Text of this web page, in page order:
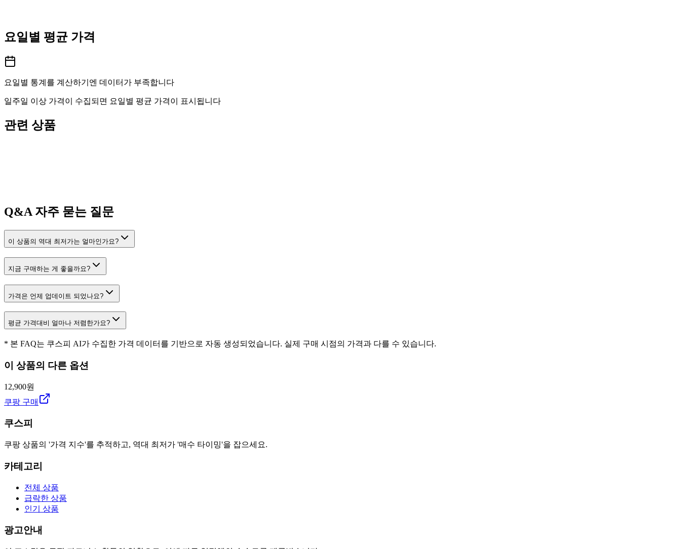
요일별 평균 가격
요일별 통계를 계산하기엔 데이터가 부족합니다
일주일 이상 가격이 수집되면 요일별 평균 가격이 표시됩니다
관련 상품
Q&A자주 묻는 질문
이 상품의 역대 최저가는 얼마인가요?
지금 구매하는 게 좋을까요?
가격은 언제 업데이트 되었나요?
평균 가격대비 얼마나 저렴한가요?
* 본 FAQ는 쿠스피 AI가 수집한 가격 데이터를 기반으로 자동 생성되었습니다. 실제 구매 시점의 가격과 다를 수 있습니다.
이 상품의 다른 옵션
12,900원
쿠팡 구매
쿠스피
쿠팡 상품의 '가격 지수'를 추적하고, 역대 최저가 '매수 타이밍'을 잡으세요.
카테고리
전체 상품
급락한 상품
인기 상품
광고안내